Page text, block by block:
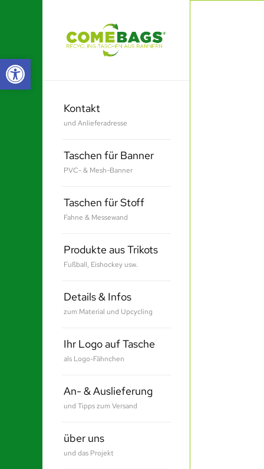
Werkzeugleiste öffnen
Kontakt
und Anlieferadresse
Taschen für Banner
PVC- & Mesh-Banner
Taschen für Stoff
Fahne & Messewand
Produkte aus Trikots
Fußball, Eishockey usw.
Details & Infos
zum Material und Upcycling
Ihr Logo auf Tasche
als Logo-Fähnchen
An- & Auslieferung
und Tipps zum Versand
über uns
und das Projekt